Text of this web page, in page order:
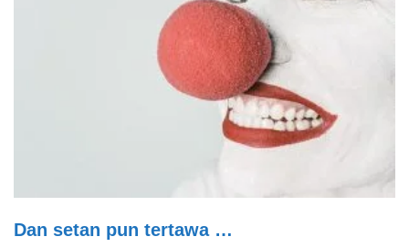
Dan setan pun tertawa …